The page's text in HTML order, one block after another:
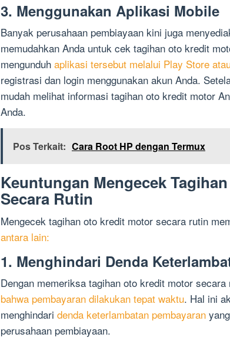
3. Menggunakan Aplikasi Mobile
Banyak perusahaan pembiayaan kini juga
memudahkan Anda untuk cek tagihan oto kredit
mengunduh aplikasi tersebut melalui Play Store
registrasi dan login menggunakan akun Anda.
mudah melihat informasi tagihan oto kredit motor
Anda.
Pos Terkait: Cara Root HP dengan Termux
Keuntungan Mengecek
Secara Rutin
Mengecek tagihan oto kredit motor secara rutin
antara lain:
1. Menghindari Denda
Dengan memeriksa tagihan oto kredit motor secara
bahwa pembayaran dilakukan tepat waktu. Hal ini
menghindari denda keterlambatan pembayaran
perusahaan pembiayaan.